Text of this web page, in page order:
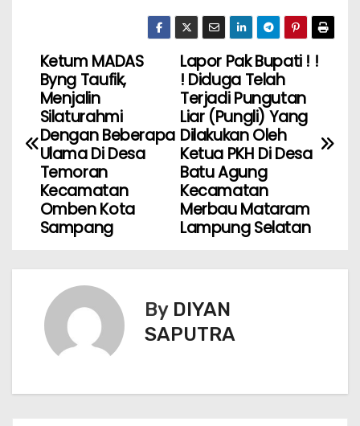
Lapor Pak Bupati ! !
! Diduga Telah
Terjadi Pungutan
Liar (Pungli) Yang
Dilakukan Oleh
Ketua PKH Di Desa
Batu Agung
Kecamatan
Merbau Mataram
Lampung Selatan
Ketum MADAS
Byng Taufik,
Menjalin
Silaturahmi
Dengan Beberapa
Ulama Di Desa
Temoran
Kecamatan
Omben Kota
Sampang
By DIYAN
SAPUTRA